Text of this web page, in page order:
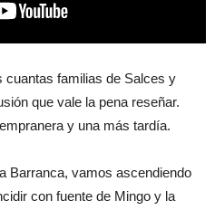
cuantas familias de Salces y
que vale la pena reseñar.
y una más tardía.
Barranca, vamos ascendiendo
con fuente de Mingo y la